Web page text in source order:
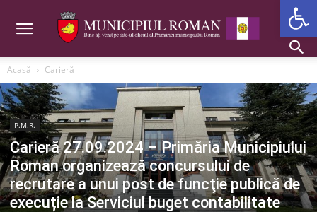
Acasă Carieră
P.M.R.
Carieră 27.09.2024 – Primăria Municipiului
Roman organizează concursului de
recrutare a unui post de funcţie publică de
execuție la Serviciul buget contabilitate